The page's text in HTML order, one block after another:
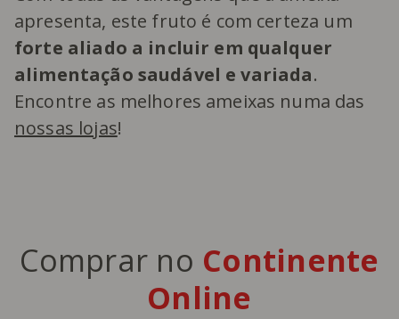
apresenta, este fruto é com certeza um
forte aliado a incluir em qualquer
alimentação saudável e variada.
Encontre as melhores ameixas numa das
nossas lojas!
Comprar no Continente
Online